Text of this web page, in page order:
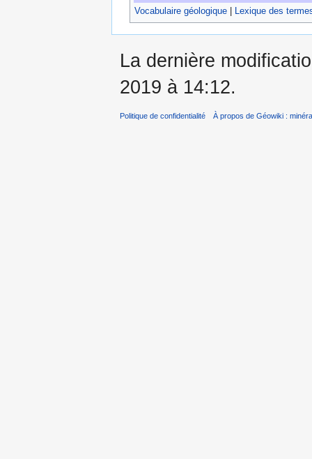
Vocabulaire géologique| Lexique des
La dernière
2019 à 14:12.
Politique de confidentialité À propos de Géowiki :